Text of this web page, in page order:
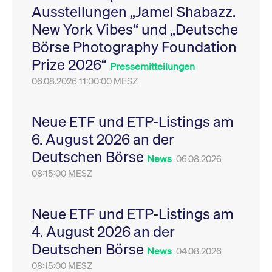
Ausstellungen „Jamel Shabazz.
New York Vibes“ und „Deutsche
Börse Photography Foundation
Prize 2026“ Pressemitteilungen
06.08.2026 11:00:00 MESZ
Neue ETF und ETP-Listings am
6. August 2026 an der
Deutschen Börse News 06.08.2026
08:15:00 MESZ
Neue ETF und ETP-Listings am
4. August 2026 an der
Deutschen Börse News 04.08.2026
08:15:00 MESZ
Leistung der Website
zu messen. Es handelt
sich um ein Muster-
Cookie, bei dem auf
das Präfix _pk_ses
eine kurze Reihe von
VISITOR_PRIVACY_METADATA
YouTube
.youtube.com
6
Monate
Dieses Cookie dient
Speicherung der
Einwilligungs- und
des Nutzers für ihre
Interaktion mit der
Sitzungen geehrt